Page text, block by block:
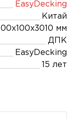
EasyDecking
Китай
100х100х3010 мм
ДПК
EasyDecking
15 лет